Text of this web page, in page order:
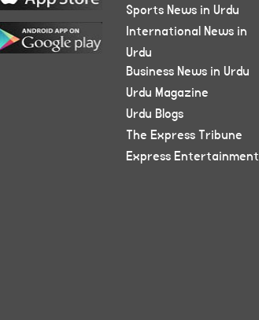
Sports News in Urdu
International News in
Urdu
Business News in Urdu
Urdu Magazine
Urdu Blogs
The Express Tribune
Express Entertainment